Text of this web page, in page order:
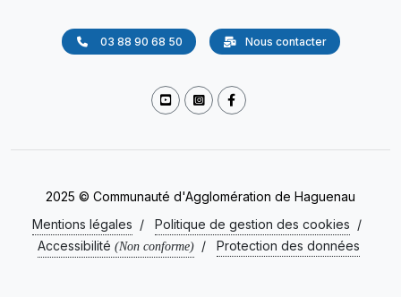
03 88 90 68 50 Nous contacter
2025 © Communauté d'Agglomération de Haguenau
Mentions légales / Politique de gestion des cookies /
Accessibilité (Non conforme) / Protection des données